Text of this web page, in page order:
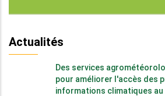
Actualités
Des services
pour améliorer l'accès des
informations climatiques au